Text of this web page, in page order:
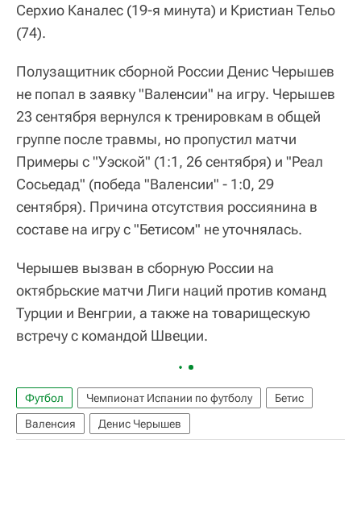
Серхио Каналес (19-я минута) и Кристиан Тельо
(74).
Полузащитник сборной России Денис Черышев
не попал в заявку "Валенсии" на игру. Черышев
23 сентября вернулся к тренировкам в общей
группе после травмы, но пропустил матчи
Примеры с "Уэской" (1:1, 26 сентября) и "Реал
Сосьедад" (победа "Валенсии" - 1:0, 29
сентября). Причина отсутствия россиянина в
составе на игру с "Бетисом" не уточнялась.
Черышев вызван в сборную России на
октябрьские матчи Лиги наций против команд
Турции и Венгрии, а также на товарищескую
встречу с командой Швеции.
Футбол Чемпионат Испании по футболу
Бетис
Валенсия
Денис Черышев